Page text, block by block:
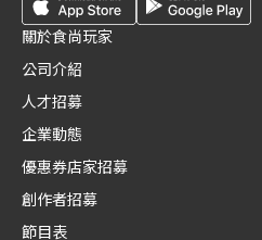
關於食尚玩家
公司介紹
人才招募
企業動態
優惠券店家招募
創作者招募
節目表